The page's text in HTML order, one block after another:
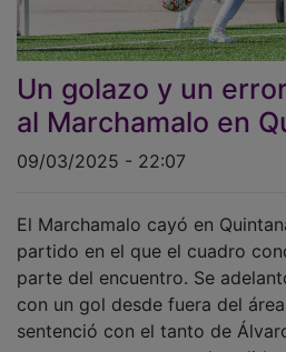
Un golazo y un
al Marchamalo en
partido en el que el cuadro
parte del encuentro. Se
con un gol desde fuera del
sentenció con el tanto de
parte, tras un error en la salida